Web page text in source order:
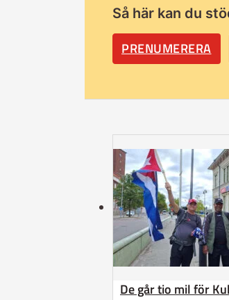
Så här kan du
PRENUMERERA
De går tio mil för